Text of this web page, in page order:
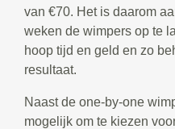
van €70. Het is daarom
weken de wimpers op te
hoop tijd en geld en zo
resultaat.
Naast de one-by-one
mogelijk om te kiezen